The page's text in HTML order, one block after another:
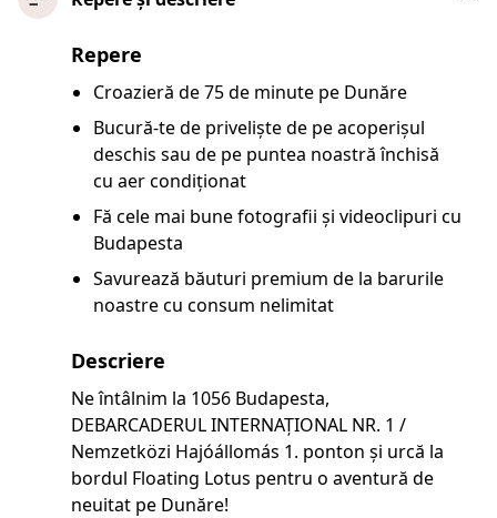
Repere
Croazieră de 75 de minute pe Dunăre
Bucură-te de priveliște de pe acoperișul
deschis sau de pe puntea noastră închisă
cu aer condiționat
Fă cele mai bune fotografii și videoclipuri cu
Budapesta
Savurează băuturi premium de la barurile
noastre cu consum nelimitat
Descriere
Ne întâlnim la 1056 Budapesta,
DEBARCADERUL INTERNAȚIONAL NR. 1 /
Nemzetközi Hajóállomás 1. ponton și urcă la
bordul Floating Lotus pentru o aventură de
neuitat pe Dunăre!